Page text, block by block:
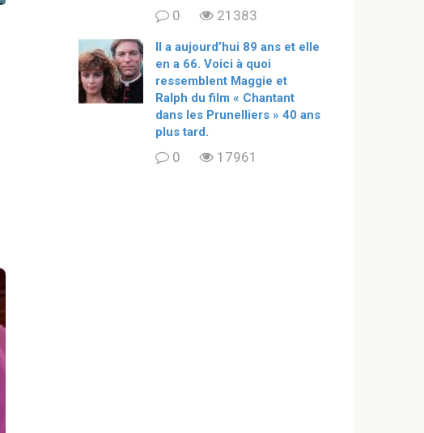
0 21383
ll a aujourd’hui 89 ans et elle
en a 66. Voici à quoi
ressemblent Maggie et
Ralph du film « Chantant
dans les Prunelliers » 40 ans
plus tard.
0 17961